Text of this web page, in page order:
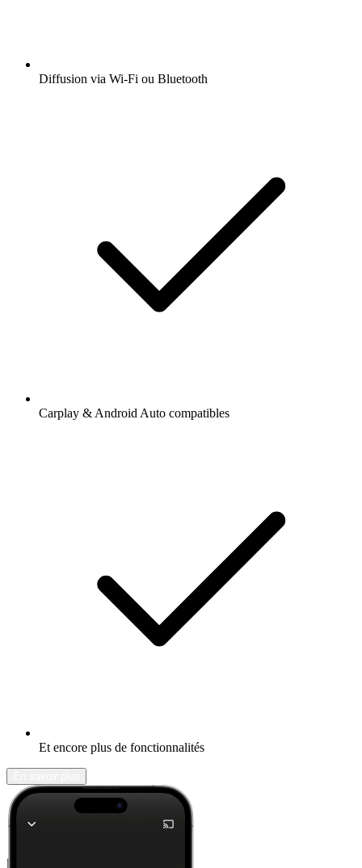
Diffusion via Wi-Fi ou Bluetooth
Carplay & Android Auto compatibles
Et encore plus de fonctionnalités